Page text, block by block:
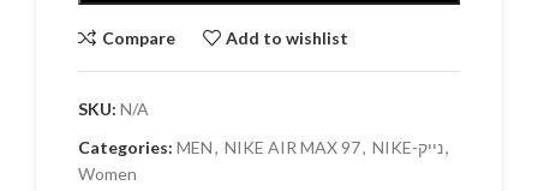
Compare Add to wishlist
SKU: N/A
Categories: MEN, NIKE AIR MAX 97, NIKE-נייק,
Women